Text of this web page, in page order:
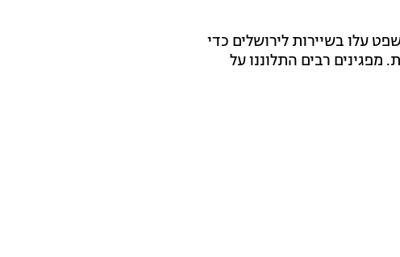
עלו בשיירות לירושלים כדי
רבים התלוננו על